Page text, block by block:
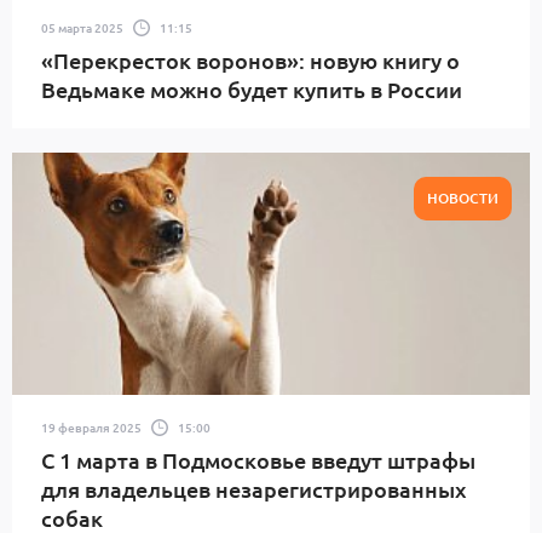
05 марта 2025 11:15
«Перекресток воронов»: новую книгу о
Ведьмаке можно будет купить в России
НОВОСТИ
19 февраля 2025 15:00
С 1 марта в Подмосковье введут штрафы
для владельцев незарегистрированных
собак